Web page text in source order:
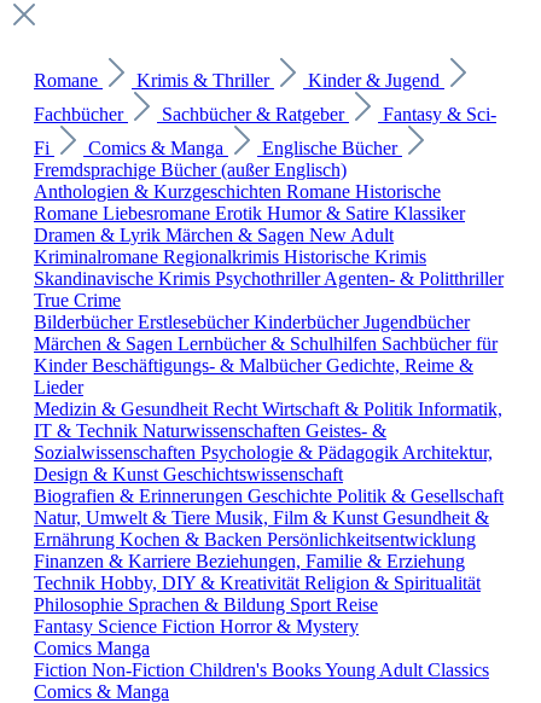
Romane Krimis & Thriller
Kinder & Jugend
Fachbücher
Sachbücher & Ratgeber
Fantasy & Sci-
Fi
Comics & Manga
Englische Bücher
Fremdsprachige Bücher (außer Englisch)
Anthologien & Kurzgeschichten Romane Historische
Romane Liebesromane Erotik Humor & Satire Klassiker
Dramen & Lyrik Märchen & Sagen New Adult
Kriminalromane Regionalkrimis Historische Krimis
Skandinavische Krimis PsychothrillerAgenten- & Politthriller
True Crime
BilderbücherErstlesebücherKinderbücherJugendbücher
Märchen & Sagen Lernbücher & Schulhilfen Sachbücher für
KinderBeschäftigungs- & MalbücherGedichte, Reime &
Lieder
Medizin & Gesundheit Recht Wirtschaft & Politik Informatik,
IT & Technik Naturwissenschaften Geistes- &
Sozialwissenschaften Psychologie & Pädagogik Architektur,
Design & Kunst Geschichtswissenschaft
Biografien & Erinnerungen Geschichte Politik & Gesellschaft
Natur, Umwelt & Tiere Musik, Film & Kunst Gesundheit &
Ernährung Kochen & Backen Persönlichkeitsentwicklung
Finanzen & Karriere Beziehungen, Familie & Erziehung
Technik Hobby, DIY & Kreativität Religion & Spiritualität
Philosophie Sprachen & Bildung Sport Reise
Fantasy Science Fiction Horror & Mystery
Comics Manga
Fiction Non-Fiction Children's BooksYoung Adult Classics
Comics & Manga